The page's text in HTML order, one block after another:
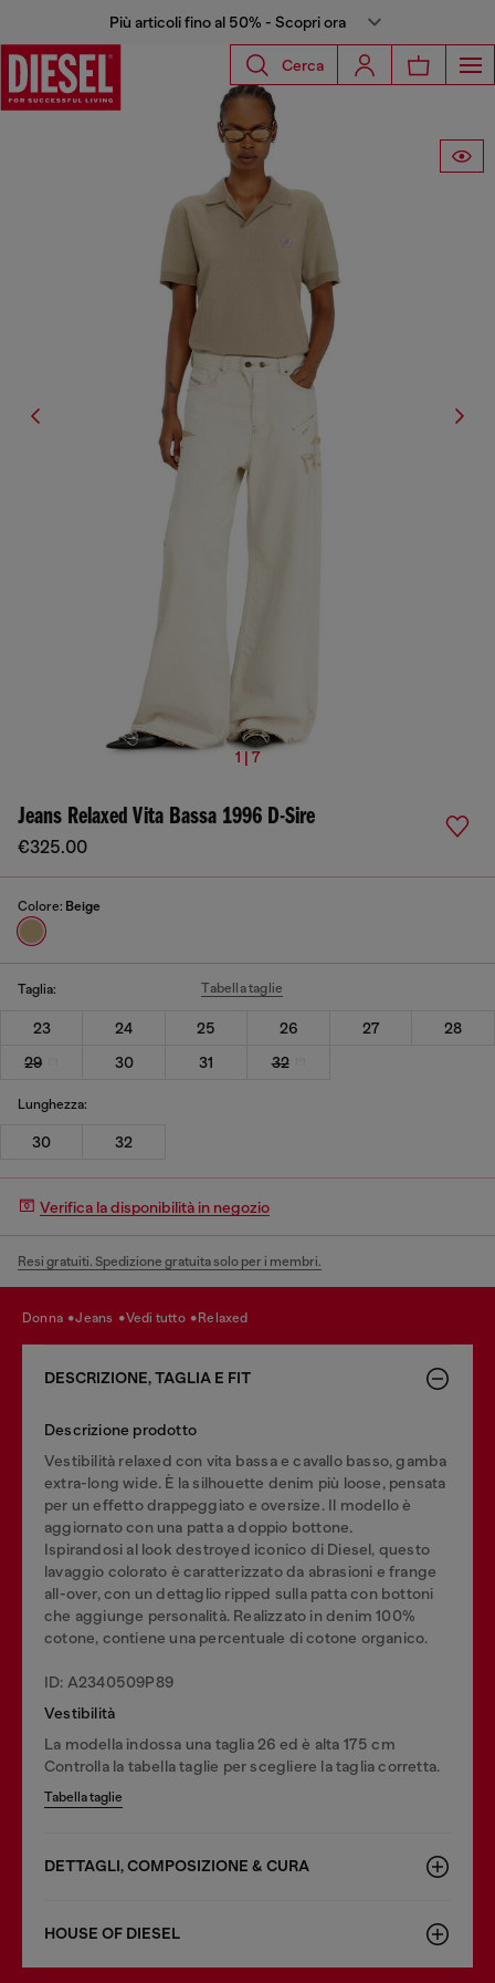
Più articoli fino al 50% - Scopri ora
Cerca
1 | 7
Jeans Relaxed Vita Bassa 1996 D-Sire
€325.00
Colore: Beige
Taglia: Tabella taglie
23 24 25 26 27
28
29
30 31 32
Lunghezza:
30 32
Verifica la disponibilità in negozio
Resi gratuiti. Spedizione gratuita solo per i membri.
donna jeans vedi tutto relaxed
DESCRIZIONE, TAGLIA E FIT
Descrizione prodotto
Vestibilità relaxed con vita bassa e cavallo basso, gamba
extra-long wide. È la silhouette denim più loose, pensata
per un effetto drappeggiato e oversize. Il modello è
aggiornato con una patta a doppio bottone.
Ispirandosi al look destroyed iconico di Diesel, questo
lavaggio colorato è caratterizzato da abrasioni e frange
all-over, con un dettaglio ripped sulla patta con bottoni
che aggiunge personalità. Realizzato in denim 100%
cotone, contiene una percentuale di cotone organico.
ID: A2340509P89
Vestibilità
La modella indossa una taglia 26 ed è alta 175 cm
Controlla la tabella taglie per scegliere la taglia corretta.
Tabella taglie
DETTAGLI, COMPOSIZIONE & CURA
HOUSE OF DIESEL